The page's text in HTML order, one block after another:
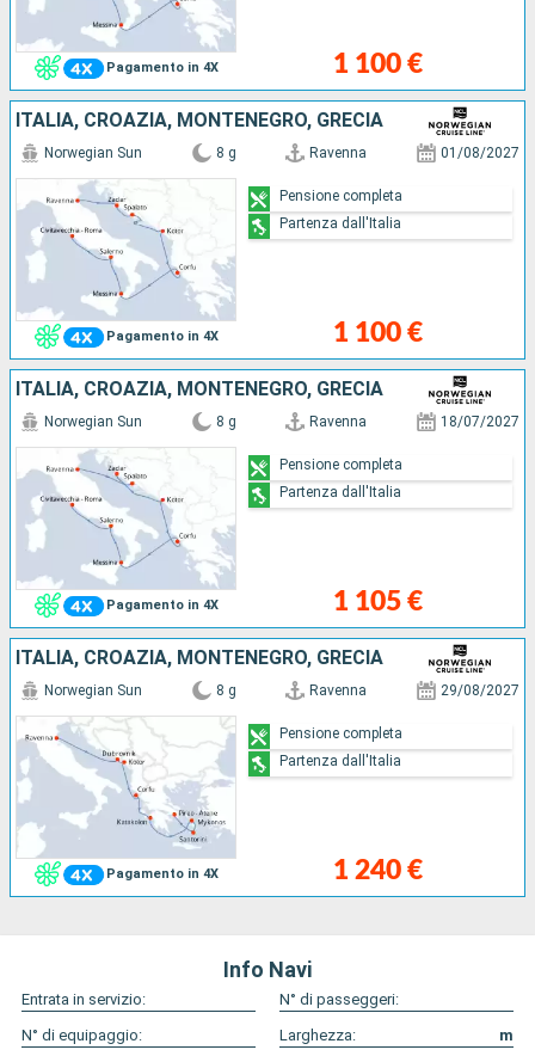
Pagamento in 4X 1 100 €
ITALIA, CROAZIA, MONTENEGRO, GRECIA
Pagamento in 4X
Norwegian Sun 8 g Ravenna 01/08/2027
1 100 €
Pensione completa
Partenza dall'Italia
ITALIA, CROAZIA, MONTENEGRO, GRECIA
Pagamento in 4X
Norwegian Sun 8 g Ravenna 18/07/2027
1 105 €
Pensione completa
Partenza dall'Italia
ITALIA, CROAZIA, MONTENEGRO, GRECIA
Pagamento in 4X
Norwegian Sun 8 g Ravenna 29/08/2027
1 240 €
Pensione completa
Partenza dall'Italia
Info Navi
Entrata in servizio:
N° di passeggeri:
N° di equipaggio:
Larghezza:
m